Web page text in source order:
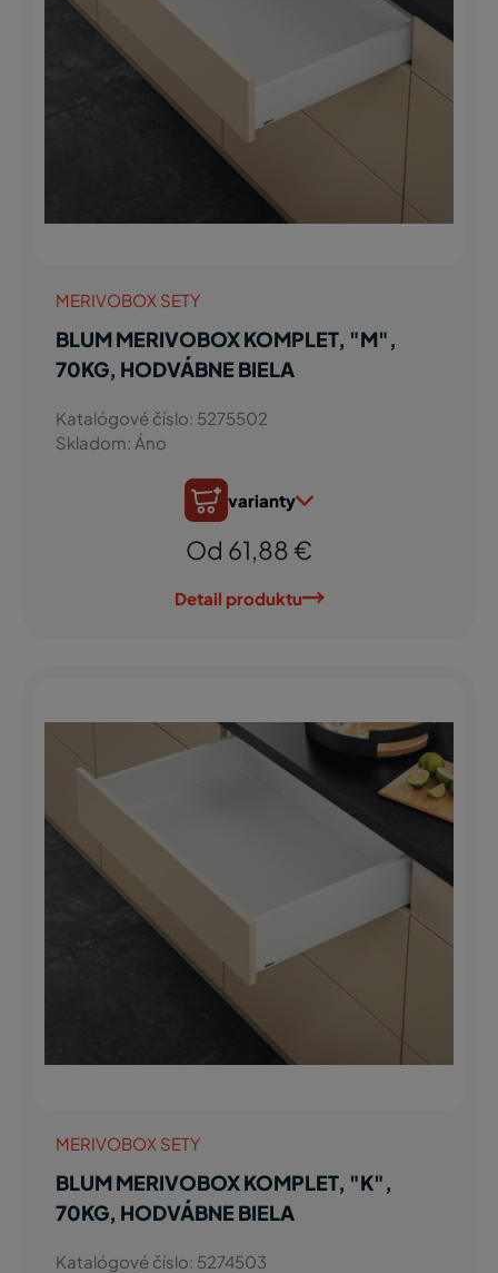
MERIVOBOX SETY
BLUM MERIVOBOX KOMPLET, "M",
70KG, HODVÁBNE BIELA
Katalógové číslo: 5275502
Skladom: Áno
varianty
Od 61,88 €
Detail produktu
MERIVOBOX SETY
BLUM MERIVOBOX KOMPLET, "K",
70KG, HODVÁBNE BIELA
Katalógové číslo: 5274503